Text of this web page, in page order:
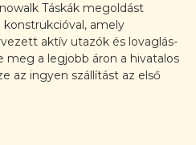
Táskák megoldást
amely
aktív utazók és lovaglás-
meg a legjobb áron a hivatalos
az ingyen szállítást az első